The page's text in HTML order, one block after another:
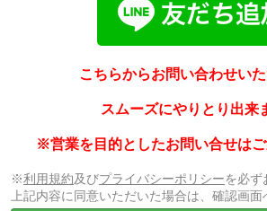
こちらからお問い合わせいた
スムーズにやりとり出来
※営業を目的としたお問い合せは
※利用規約及びプライバシーポリシーを必ず
上記内容に同意いただいた場合は、確認画面